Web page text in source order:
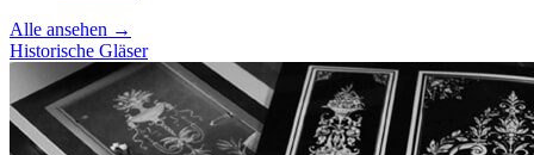
Alle ansehen →
Historische Gläser